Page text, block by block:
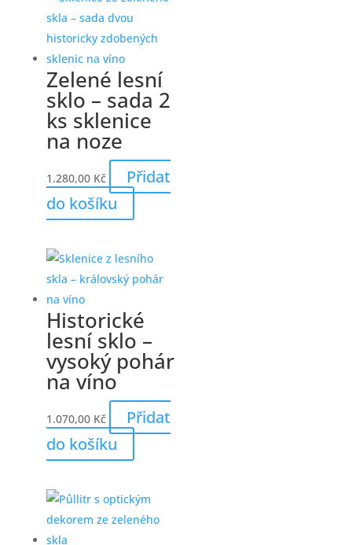
Zelené lesní
sklo – sada 2
ks sklenice
na noze
1.280,00 Kč
Přidat
do košíku
Historické
lesní sklo –
vysoký pohár
na víno
1.070,00 Kč
Přidat
do košíku